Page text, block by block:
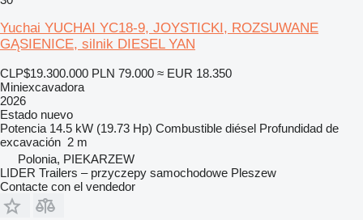
Yuchai YUCHAI YC18-9, JOYSTICKI, ROZSUWANE
GĄSIENICE, silnik DIESEL YAN
CLP$19.300.000 PLN 79.000 ≈ EUR 18.350
Miniexcavadora
2026
Estado nuevo
Potencia 14.5 kW (19.73 Hp) Combustible diésel Profundidad de
excavación 2 m
Polonia, PIEKARZEW
LIDER Trailers – przyczepy samochodowe Pleszew
Contacte con el vendedor